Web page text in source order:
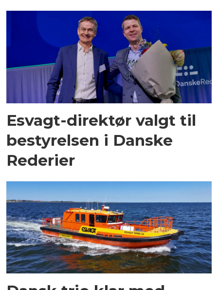
Esvagt-direktør valgt til
bestyrelsen i Danske
Rederier